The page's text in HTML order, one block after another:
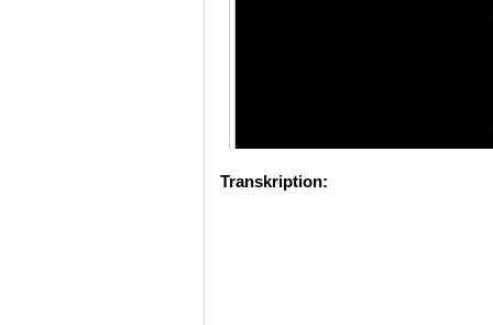
Transkription: